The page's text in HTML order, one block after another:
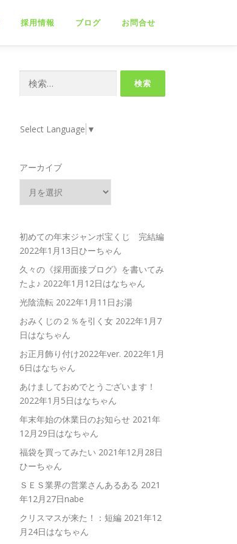
採用情報 ブログ お問合せ
Select Language ▼
アーカイブ
初めての年末ジャンボ宝くじ 完結編
2022年1月13日ひーちゃん
久々の《採用面接ブログ》を書いてみ
たよ♪ 2022年1月12日はなちゃん
光陰流転 2022年1月11日お湯
おみくじの２％を引く女 2022年1月7
日はなちゃん
お正月飾り付け2022年ver. 2022年1月
6日はなちゃん
あけましておめでとうございます！
2022年1月5日はなちゃん
年末年始の休業日のお知らせ 2021年
12月29日はなちゃん
福袋を買ってみたい 2021年12月28日
ひーちゃん
ＳＥＳ業界の営業さんあるある 2021
年12月27日nabe
クリスマスが来た！：短編 2021年12
月24日はなちゃん